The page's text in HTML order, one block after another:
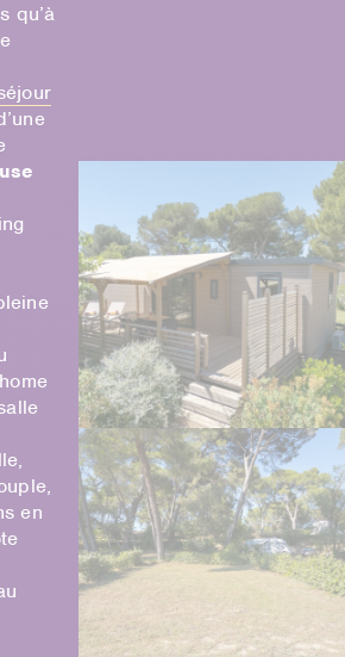
qu’à
en